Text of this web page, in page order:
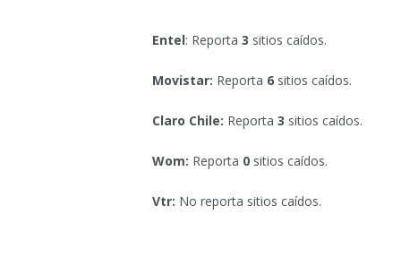
Entel: Reporta 3 sitios caídos.
Movistar: Reporta 6 sitios caídos.
Claro Chile: Reporta 3 sitios caídos.
Wom: Reporta 0 sitios caídos.
Vtr: No reporta sitios caídos.